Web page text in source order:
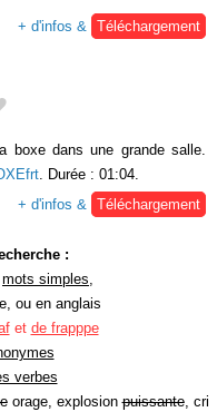
+ d'infos & Téléchargement
boxe dans une grande salle.
. Durée : 01:04.
+ d'infos &
Téléchargement
:
mots simples
ou en anglais
et de frapppe
verbes
orage, explosionpuissante, cri